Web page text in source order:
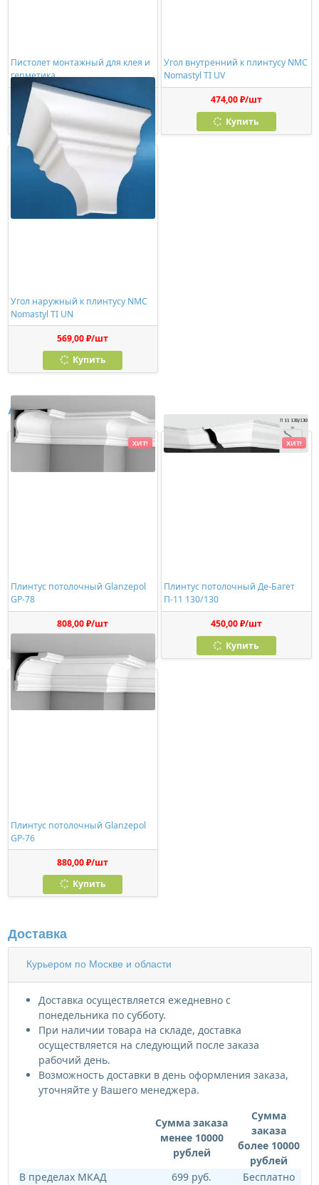
Пистолет монтажный для клея и
герметика
278,00 ₽/шт
Купить
Угол внутренний к плинтусу NMC
Nomastyl TI UV
474,00 ₽/шт
Купить
Угол наружный к плинтусу NMC
Nomastyl TI UN
569,00 ₽/шт
Купить
Аналоги
Плинтус потолочный Glanzepol
GP-78
808,00 ₽/шт
ХИТ!
Плинтус потолочный Де-Багет
П-11 130/130
450,00 ₽/шт
Купить
ХИТ!
Плинтус потолочный Glanzepol
GP-76
880,00 ₽/шт
Купить
Доставка
Курьером по Москве и области
Доставка осуществляется ежедневно с
понедельника по субботу.
При наличии товара на складе, доставка
осуществляется на следующий после заказа
рабочий день.
Возможность доставки в день оформления заказа,
уточняйте у Вашего менеджера.
Сумма заказа
менее 10000
рублей
Сумма
заказа
более 10000
рублей
В пределах МКАД
699 руб.
Бесплатно